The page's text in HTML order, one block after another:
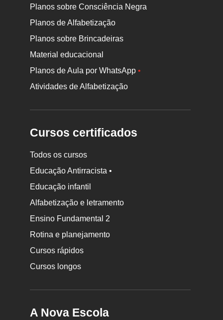
Planos sobre Consciência Negra
Planos de Alfabetização
Planos sobre Brincadeiras
Material educacional
Planos de Aula por WhatsApp•
Atividades de Alfabetização
Cursos certificados
Todos os cursos
Educação Antirracista •
Educação infantil
Alfabetização e letramento
Ensino Fundamental 2
Rotina e planejamento
Cursos rápidos
Cursos longos
A Nova Escola